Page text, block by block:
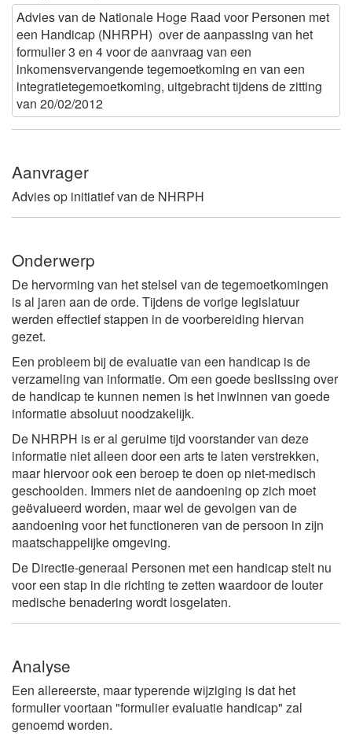
Advies van de Nationale Hoge Raad voor Personen met
een Handicap (NHRPH) over de aanpassing van het
formulier 3 en 4 voor de aanvraag van een
inkomensvervangende tegemoetkoming en van een
integratietegemoetkoming, uitgebracht tijdens de zitting
van 20/02/2012
Aanvrager
Advies op initiatief van de NHRPH
Onderwerp
De hervorming van het stelsel van de tegemoetkomingen
is al jaren aan de orde. Tijdens de vorige legislatuur
werden effectief stappen in de voorbereiding hiervan
gezet.
Een probleem bij de evaluatie van een handicap is de
verzameling van informatie. Om een goede beslissing over
de handicap te kunnen nemen is het inwinnen van goede
informatie absoluut noodzakelijk.
De NHRPH is er al geruime tijd voorstander van deze
informatie niet alleen door een arts te laten verstrekken,
maar hiervoor ook een beroep te doen op niet-medisch
geschoolden. Immers niet de aandoening op zich moet
geëvalueerd worden, maar wel de gevolgen van de
aandoening voor het functioneren van de persoon in zijn
maatschappelijke omgeving.
De Directie-generaal Personen met een handicap stelt nu
voor een stap in die richting te zetten waardoor de louter
medische benadering wordt losgelaten.
Analyse
Een allereerste, maar typerende wijziging is dat het
formulier voortaan "formulier evaluatie handicap" zal
genoemd worden.